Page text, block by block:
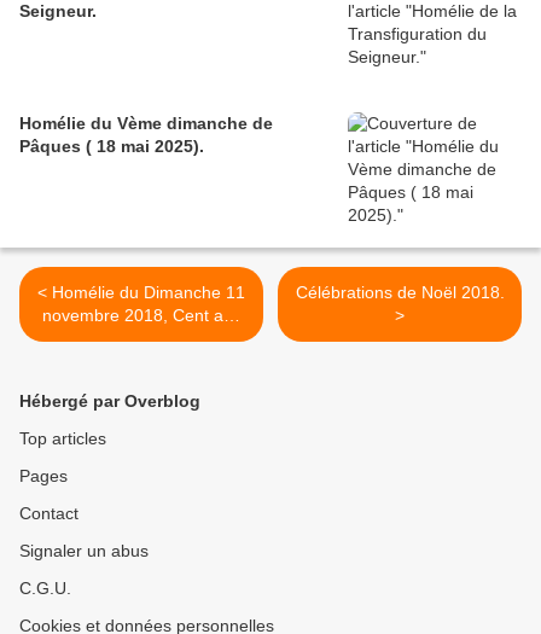
Seigneur.
Homélie du Vème dimanche de
Pâques ( 18 mai 2025).
< Homélie du Dimanche 11
novembre 2018, Cent ans
après.
Célébrations de Noël 2018.
>
Hébergé par Overblog
Top articles
Pages
Contact
Signaler un abus
C.G.U.
Cookies et données personnelles